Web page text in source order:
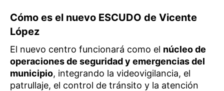
Cómo es el nuevo ESCUDO de Vicente
López
El nuevo centro funcionará como el núcleo de
operaciones de seguridad y emergencias del
municipio, integrando la videovigilancia, el
patrullaje, el control de tránsito y la atención